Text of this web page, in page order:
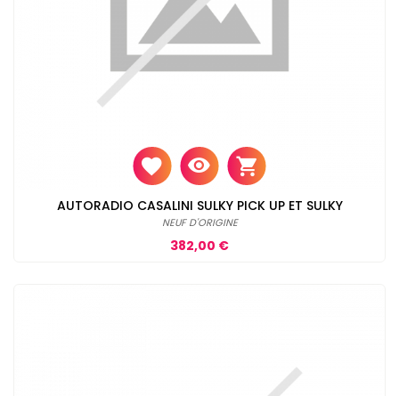
AUTORADIO CASALINI SULKY PICK UP ET SULKY
NEUF D'ORIGINE
Prix
382,00 €